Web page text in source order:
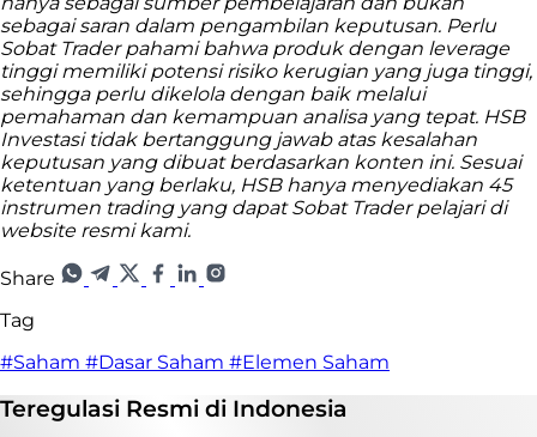
sebagai saran dalam pengambilan keputusan. Perlu
Sobat Trader pahami bahwa produk dengan leverage
tinggi memiliki potensi risiko kerugian yang juga tinggi,
sehingga perlu dikelola dengan baik melalui
pemahaman dan kemampuan analisa yang tepat. HSB
Investasi tidak bertanggung jawab atas kesalahan
keputusan yang dibuat berdasarkan konten ini. Sesuai
ketentuan yang berlaku, HSB hanya menyediakan 45
instrumen trading yang dapat Sobat Trader pelajari di
website resmi kami.
Share
Tag
#Saham #Dasar Saham #Elemen Saham
Teregulasi Resmi di Indonesia